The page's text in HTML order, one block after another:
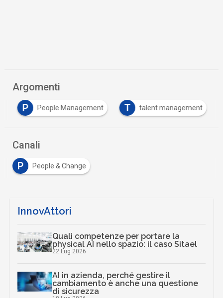
Argomenti
P People Management T talent management
Canali
P
People & Change
InnovAttori
Quali competenze per portare la
physical AI nello spazio: il caso Sitael
22 Lug 2026
AI in azienda, perché gestire il
cambiamento è anche una questione
di sicurezza